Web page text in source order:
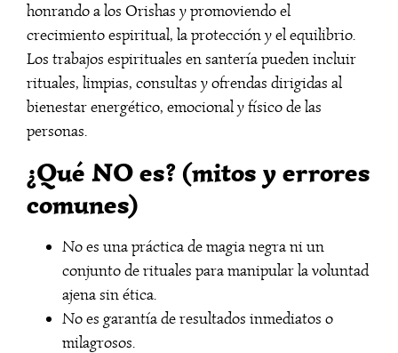
honrando a los Orishas y promoviendo el
crecimiento espiritual, la protección y el equilibrio.
Los trabajos espirituales en santería pueden incluir
rituales, limpias, consultas y ofrendas dirigidas al
bienestar energético, emocional y físico de las
personas.
¿Qué NO es? (mitos y errores
comunes)
No es una práctica de magia negra ni un
conjunto de rituales para manipular la voluntad
ajena sin ética.
No es garantía de resultados inmediatos o
milagrosos.